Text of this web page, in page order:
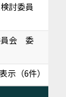
討委員
員会 委
示（6件）